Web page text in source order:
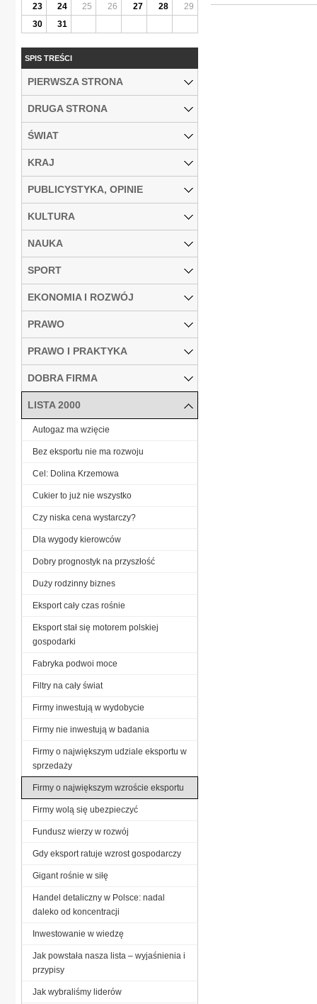
23
24 25 26 27 28
29
30
31
SPIS TREŚCI
PIERWSZA STRONA
DRUGA STRONA
ŚWIAT
KRAJ
PUBLICYSTYKA, OPINIE
KULTURA
NAUKA
SPORT
EKONOMIA I ROZWÓJ
PRAWO
PRAWO I PRAKTYKA
DOBRA FIRMA
LISTA 2000
Autogaz ma wzięcie
Bez eksportu nie ma rozwoju
Cel: Dolina Krzemowa
Cukier to już nie wszystko
Czy niska cena wystarczy?
Dla wygody kierowców
Dobry prognostyk na przyszłość
Duży rodzinny biznes
Eksport cały czas rośnie
Eksport stał się motorem polskiej
gospodarki
Fabryka podwoi moce
Filtry na cały świat
Firmy inwestują w wydobycie
Firmy nie inwestują w badania
Firmy o największym udziale eksportu w
sprzedaży
Firmy o największym wzroście eksportu
Firmy wolą się ubezpieczyć
Fundusz wierzy w rozwój
Gdy eksport ratuje wzrost gospodarczy
Gigant rośnie w siłę
Handel detaliczny w Polsce: nadal
daleko od koncentracji
Inwestowanie w wiedzę
Jak powstała nasza lista – wyjaśnienia i
przypisy
Jak wybraliśmy liderów